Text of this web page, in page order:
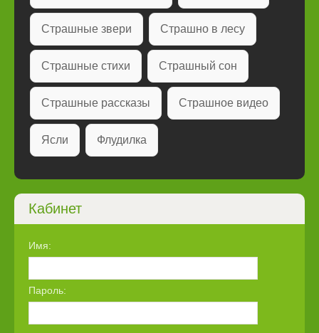
Страшные звери Страшно в лесу
Страшные стихи Страшный сон
Страшные рассказы Страшное видео
Ясли Флудилка
Кабинет
Имя:
Пароль: